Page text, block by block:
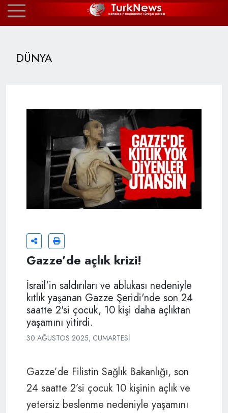
DÜNYA
Gazze’de açlık krizi!
İsrail'in saldırıları ve ablukası nedeniyle
kıtlık yaşanan Gazze Şeridi'nde son 24
saatte 2'si çocuk, 10 kişi daha açlıktan
yaşamını yitirdi.
30 AĞUSTOS 2025, CUMARTESI
Gazze’de Filistin Sağlık Bakanlığı, son
24 saatte 2’si çocuk 10 kişinin açlık ve
yetersiz beslenme nedeniyle yaşamını